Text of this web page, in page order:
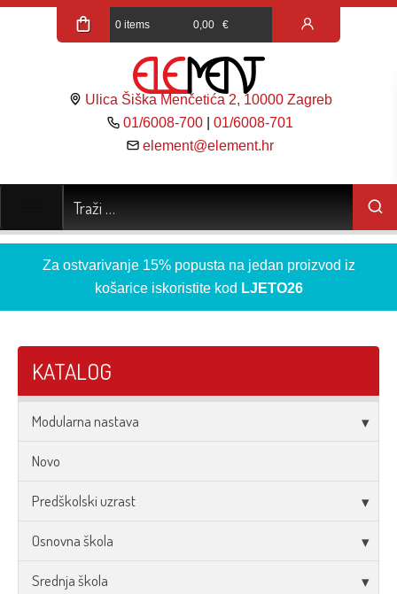
0 items 0,00 €
Ulica Šiška Menčetića 2, 10000 Zagreb
01/6008-700 |01/6008-701
element@element.hr
Za ostvarivanje 15% popusta na jedan proizvod iz
košarice iskoristite kod LJETO26
KATALOG
Modularna nastava
Novo
Predškolski uzrast
Osnovna škola
Srednja škola